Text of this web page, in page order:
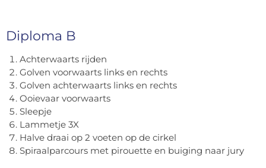
Diploma B
Achterwaarts rijden
Golven voorwaarts links en rechts
Golven achterwaarts links en rechts
Ooievaar voorwaarts
Sleepje
Lammetje 3X
Halve draai op 2 voeten op de cirkel
Spiraalparcours met pirouette en buiging naar jury